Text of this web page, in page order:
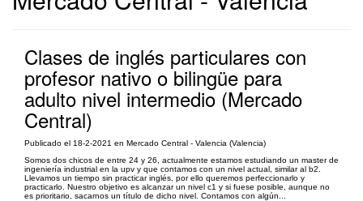
Clases de inglés particulares con
profesor nativo o bilingüe para
adulto nivel intermedio (Mercado
Central)
Publicado el 18-2-2021 en Mercado Central - Valencia (Valencia)
Somos dos chicos de entre 24 y 26, actualmente estamos estudiando un master de
ingeniería industrial en la upv y que contamos con un nivel actual, similar al b2.
Llevamos un tiempo sin practicar inglés, por ello queremos perfeccionarlo y
practicarlo. Nuestro objetivo es alcanzar un nivel c1 y si fuese posible, aunque no
es prioritario, sacarnos un título de dicho nivel. Contamos con algún...